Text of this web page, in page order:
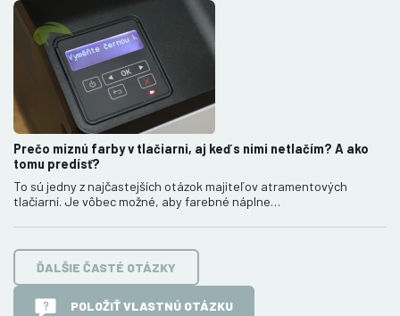
Prečo miznú farby v tlačiarni, aj keď s nimi netlačím? A ako
tomu predísť?
To sú jedny z najčastejších otázok majiteľov atramentových
tlačiarní. Je vôbec možné, aby farebné náplne…
ĎALŠIE ČASTÉ OTÁZKY
POLOŽIŤ VLASTNÚ OTÁZKU